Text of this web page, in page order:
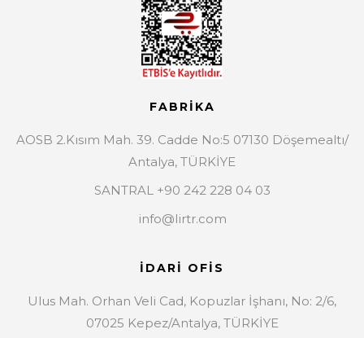
FABRİKA
AOSB 2.Kısım Mah. 39. Cadde No:5 07130 Döşemealtı/
Antalya, TÜRKİYE
SANTRAL +90 242 228 04 03
info@lirtr.com
İDARİ OFİS
Ulus Mah. Orhan Veli Cad, Kopuzlar İşhanı, No: 2/6,
07025 Kepez/Antalya, TÜRKİYE